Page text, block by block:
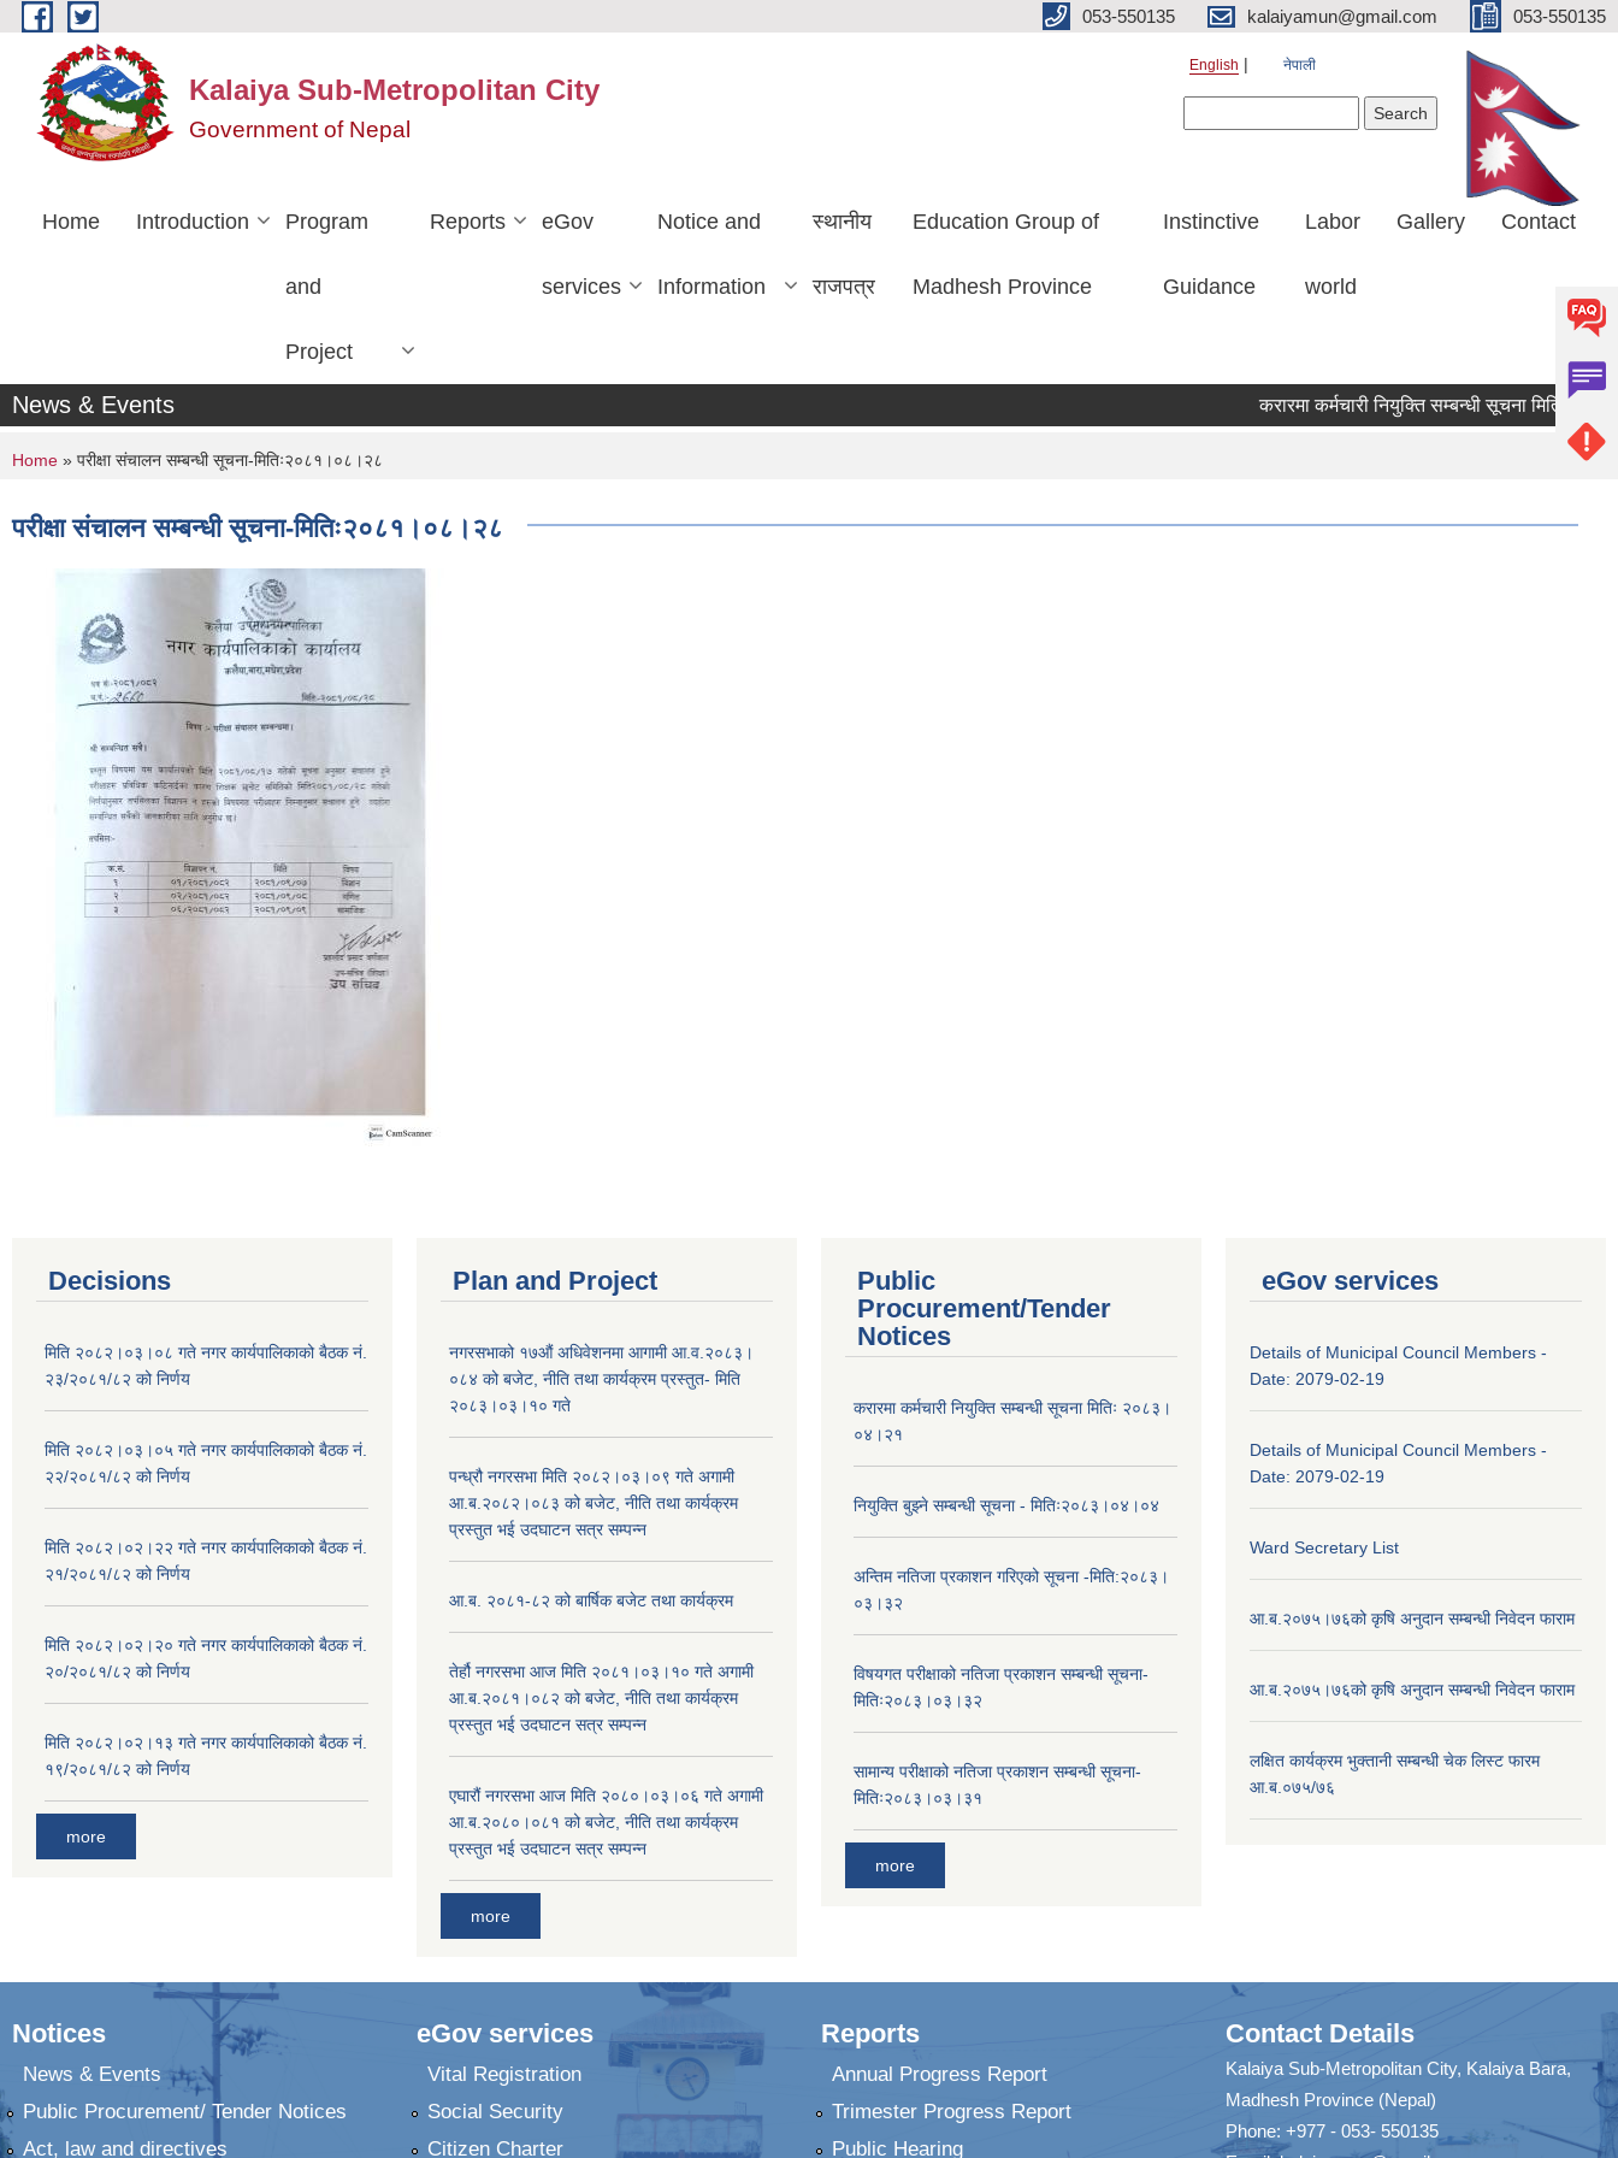
Skip to main content 053-550135 kalaiyamun@gmail.com 053-550135
Kalaiya Sub-Metropolitan City
Government of Nepal
English नेपाली
Home Introduction Program
and
Project
Reports eGov
services
Notice and
Information
स्थानीय
राजपत्र
Education Group of
Madhesh Province
Instinctive
Guidance
Labor
world
Gallery Contact
News & Events करारमा कर्मचारी नियुक्ति सम्बन्धी सूचना मितिः
You are here
Home » परीक्षा संचालन सम्बन्धी सूचना-मितिः२०८१।०८।२८
परीक्षा संचालन सम्बन्धी सूचना-मितिः२०८१।०८।२८
Decisions
मिति २०८२।०३।०८ गते नगर कार्यपालिकाको बैठक नं.
२३/२०८१/८२ को निर्णय
मिति २०८२।०३।०५ गते नगर कार्यपालिकाको बैठक नं.
२२/२०८१/८२ को निर्णय
मिति २०८२।०२।२२ गते नगर कार्यपालिकाको बैठक नं.
२१/२०८१/८२ को निर्णय
मिति २०८२।०२।२० गते नगर कार्यपालिकाको बैठक नं.
२०/२०८१/८२ को निर्णय
मिति २०८२।०२।१३ गते नगर कार्यपालिकाको बैठक नं.
१९/२०८१/८२ को निर्णय
more
Plan and Project
नगरसभाको १७औं अधिवेशनमा आगामी आ.व.२०८३।
०८४ को बजेट, नीति तथा कार्यक्रम प्रस्तुत- मिति
२०८३।०३।१० गते
पन्ध्रौ नगरसभा मिति २०८२।०३।०९ गते अगामी
आ.ब.२०८२।०८३ को बजेट, नीति तथा कार्यक्रम
प्रस्तुत भई उदघाटन सत्र सम्पन्न
आ.ब. २०८१-८२ को बार्षिक बजेट तथा कार्यक्रम
तेर्हौ नगरसभा आज मिति २०८१।०३।१० गते अगामी
आ.ब.२०८१।०८२ को बजेट, नीति तथा कार्यक्रम
प्रस्तुत भई उदघाटन सत्र सम्पन्न
एघारौं नगरसभा आज मिति २०८०।०३।०६ गते अगामी
आ.ब.२०८०।०८१ को बजेट, नीति तथा कार्यक्रम
प्रस्तुत भई उदघाटन सत्र सम्पन्न
more
Public
Procurement/Tender
Notices
करारमा कर्मचारी नियुक्ति सम्बन्धी सूचना मितिः २०८३।
०४।२१
नियुक्ति बुझ्ने सम्बन्धी सूचना - मितिः२०८३।०४।०४
अन्तिम नतिजा प्रकाशन गरिएको सूचना -मिति:२०८३।
०३।३२
विषयगत परीक्षाको नतिजा प्रकाशन सम्बन्धी सूचना-
मितिः२०८३।०३।३२
सामान्य परीक्षाको नतिजा प्रकाशन सम्बन्धी सूचना-
मितिः२०८३।०३।३१
more
eGov services
Details of Municipal Council Members -
Date: 2079-02-19
Details of Municipal Council Members -
Date: 2079-02-19
Ward Secretary List
आ.ब.२०७५।७६को कृषि अनुदान सम्बन्धी निवेदन फाराम
आ.ब.२०७५।७६को कृषि अनुदान सम्बन्धी निवेदन फाराम
लक्षित कार्यक्रम भुक्तानी सम्बन्धी चेक लिस्ट फारम
आ.ब.०७५/७६
Notices
News & Events
Public Procurement/ Tender Notices
Act, law and directives
eGov services
Vital Registration
Social Security
Citizen Charter
Reports
Annual Progress Report
Trimester Progress Report
Public Hearing
Contact Details
Kalaiya Sub-Metropolitan City, Kalaiya Bara,
Madhesh Province (Nepal)
Phone: +977 - 053- 550135